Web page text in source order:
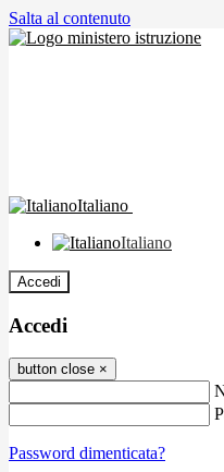
Salta al contenuto
Italiano
Italiano
Accedi
Accedi
button close ×
Password dimenticata?